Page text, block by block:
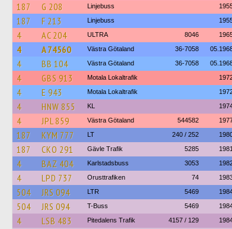
187 G 208 Linjebuss
187 F 213 Linjebuss
4 AC 204 ULTRA 8046
4 A 74560 Västra Götaland 36-7058
4 BB 104 Västra Götaland 36-7058
4 GBS 913 Motala Lokaltrafik
4 E 943 Motala Lokaltrafik
4 HNW 855 KL
4 JPL 859 Västra Götaland 544582
187 KYM 777 LT 240 / 252
187 CKO 291 Gävle Trafik 5285 1981
4 BAZ 404 Karlstadsbuss 3053
4 LPD 737 Orusttrafiken 74
504 JRS 094 LTR 5469
504 JRS 094 T-Buss 5469
4 LSB 483 Pitedalens Trafik 4157 / 129